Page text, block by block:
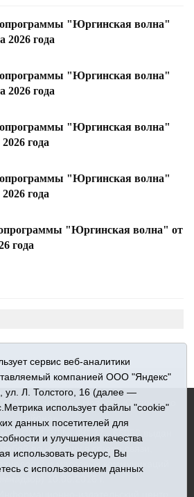
"Юргинская волна"
2026 года
"Юргинская волна"
2026 года
"Юргинская волна"
года
"Юргинская волна"
года
"Юргинская волна" от
года
издание «Новости Юргинского
СМИ ЭЛ № ФС 77 - 66052 выдан
по надзору в сфере связи,
сервис веб-аналитики
компанией ООО "Яндекс"
ул. Л. Толстого, 16 (далее —
использует файлы "cookie"
данных посетителей для
и улучшения качества
использовать ресурс, Вы
с использованием данных